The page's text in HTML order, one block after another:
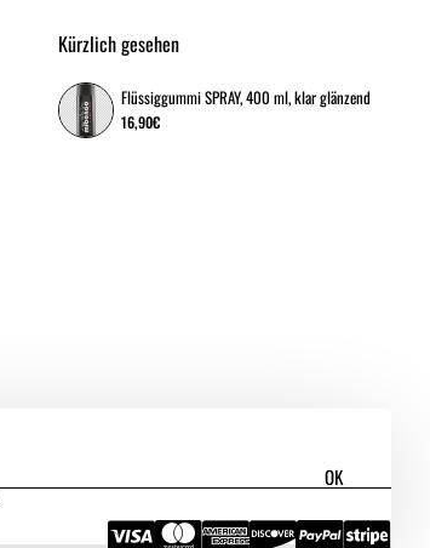
OK
Kürzlich gesehen
Flüssiggummi SPRAY, 400 ml, klar glänzend
16,90€